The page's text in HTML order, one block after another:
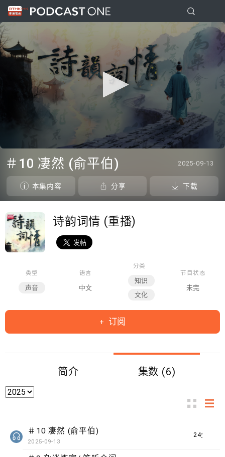
seconds
minutes,
36
seconds
＃10 凄然 (俞平伯) 2025-09-13
本集内容 分享 下载
诗韵词情 (重播)
类型
声音
语言
中文
分类
知识
文化
节目状态
未完
订阅
简介 集数 (6)
24分钟
＃10 凄然 (俞平伯)
2025-09-13